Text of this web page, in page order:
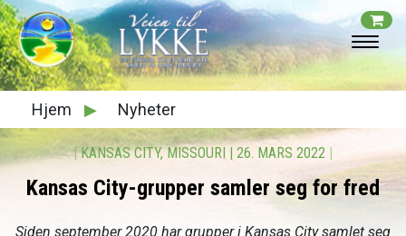
Hjem ▶ Nyheter
|KANSAS CITY, MISSOURI | 26. MARS 2022 |
Kansas City-grupper samler seg for fred
Siden september 2020 har grupper i Kansas City samlet seg